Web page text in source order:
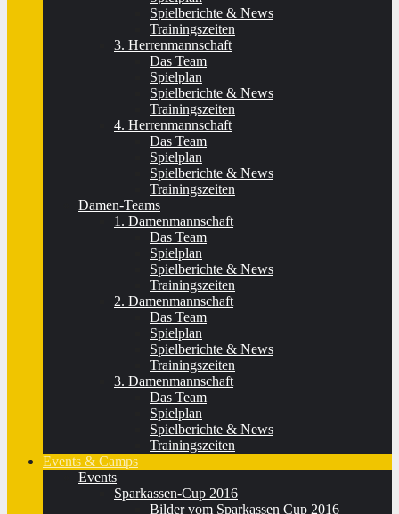
Spielberichte & News
Trainingszeiten
3. Herrenmannschaft
Das Team
Spielplan
Spielberichte & News
Trainingszeiten
4. Herrenmannschaft
Das Team
Spielplan
Spielberichte & News
Trainingszeiten
Damen-Teams
1. Damenmannschaft
Das Team
Spielplan
Spielberichte & News
Trainingszeiten
2. Damenmannschaft
Das Team
Spielplan
Spielberichte & News
Trainingszeiten
3. Damenmannschaft
Das Team
Spielplan
Spielberichte & News
Trainingszeiten
Events & Camps
Events
Sparkassen-Cup 2016
Bilder vom Sparkassen Cup 2016